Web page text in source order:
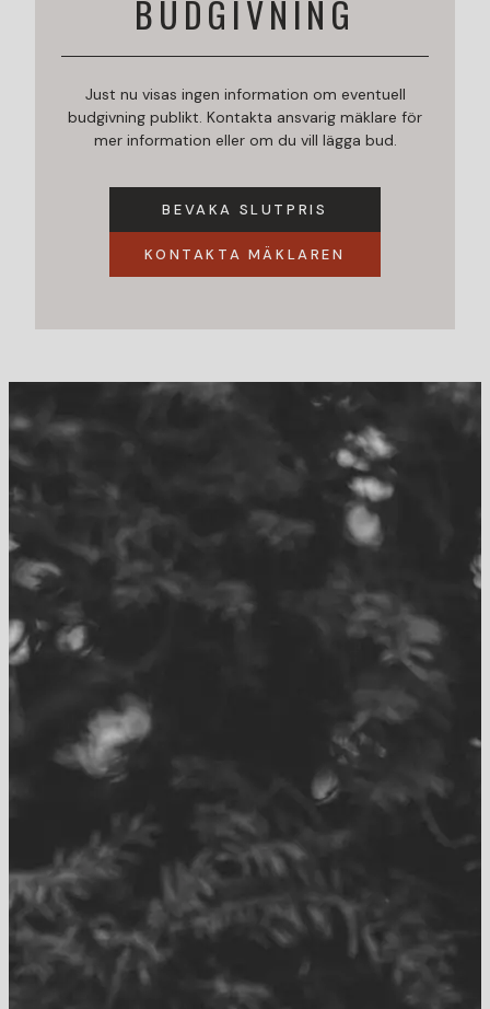
BUDGIVNING
Just nu visas ingen information om eventuell
budgivning publikt. Kontakta ansvarig mäklare för
mer information eller om du vill lägga bud.
BEVAKA SLUTPRIS
KONTAKTA MÄKLAREN